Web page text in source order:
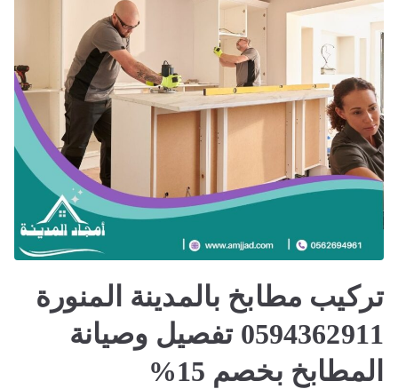
تركيب مطابخ بالمدينة المنورة
0594362911 تفصيل وصيانة
المطابخ بخصم 15%